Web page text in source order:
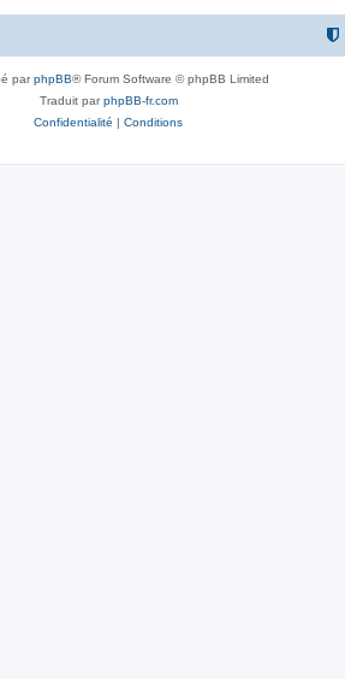
parphpBB® Forum Software © phpBB Limited
Traduit parphpBB-fr.com
Confidentialité | Conditions